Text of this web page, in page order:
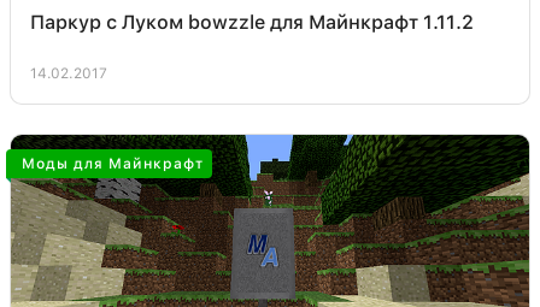
Паркур с Луком bowzzle для Майнкрафт 1.11.2
14.02.2017
Моды для Майнкрафт